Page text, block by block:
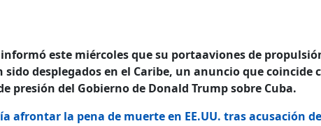
informó este miércoles que su portaaviones de
desplegados en el Caribe, un anuncio que coincide
presión del Gobierno de Donald Trump sobre Cuba.
afrontar la pena de muerte en EE.UU. tras acusación